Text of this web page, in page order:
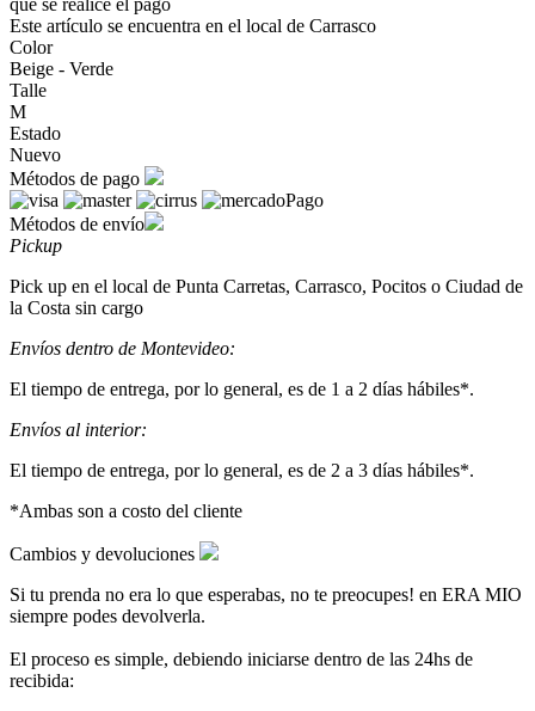
Este artículo se encuentra en el local de Carrasco
Color
Beige - Verde
Talle
M
Estado
Nuevo
Métodos de pago
Métodos de envío
Pickup
Pick up en el local de Punta Carretas, Carrasco, Pocitos o Ciudad de
la Costa sin cargo
Envíos dentro de Montevideo:
El tiempo de entrega, por lo general, es de 1 a 2 días hábiles*.
Envíos al interior:
El tiempo de entrega, por lo general, es de 2 a 3 días hábiles*.
*Ambas son a costo del cliente
Cambios y devoluciones
Si tu prenda no era lo que esperabas, no te preocupes! en ERA MIO
siempre podes devolverla.
El proceso es simple, debiendo iniciarse dentro de las 24hs de
recibida: